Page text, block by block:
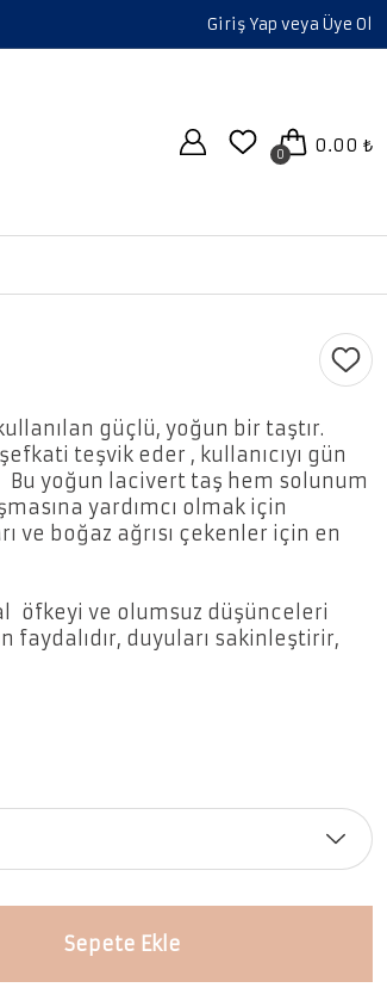
Giriş Yap veya Üye Ol
0 0.00 ₺
güçlü, yoğun bir taştır.
teşvik eder , kullanıcıyı gün
Bu yoğun lacivert taş hem solunum
yardımcı olmak için
ve boğaz ağrısı çekenler için en
öfkeyi ve olumsuz düşünceleri
duyuları sakinleştirir,
Sepete Ekle